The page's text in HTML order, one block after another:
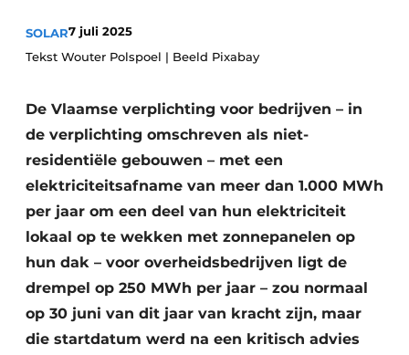
Ventilatie
SOLAR7 juli 2025
Tekst Wouter Polspoel | Beeld Pixabay
De Vlaamse verplichting voor bedrijven – in
de verplichting omschreven als niet-
residentiële gebouwen – met een
elektriciteitsafname van meer dan 1.000 MWh
per jaar om een deel van hun elektriciteit
lokaal op te wekken met zonnepanelen op
hun dak – voor overheidsbedrijven ligt de
drempel op 250 MWh per jaar – zou normaal
op 30 juni van dit jaar van kracht zijn, maar
die startdatum werd na een kritisch advies